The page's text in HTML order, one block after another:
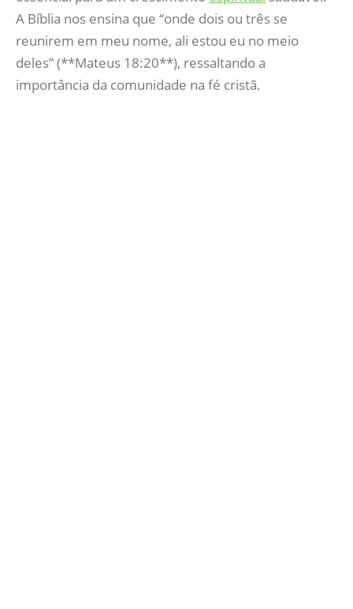
A Bíblia nos ensina que “onde dois ou três se
reunirem em meu nome, ali estou eu no meio
deles” (**Mateus 18:20**), ressaltando a
importância da comunidade na fé cristã.